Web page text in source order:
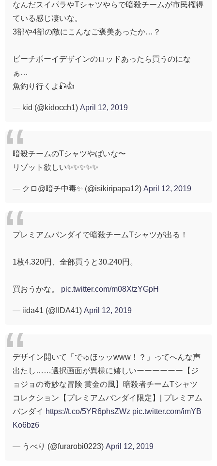
なんだスイパラやTシャツやらで暗殺チームが市民権得
ている感じ凄いな。
3部や4部の敵にこんなご褒美あったか…？
ビーチボーイデザインのロッドあったら買うのにな
ぁ…
魚釣り行くよ🎣👍
— kid (@kidocch1) April 12, 2019
暗殺チームのTシャツやばいな〜
リゾット欲しい✨✨✨✨✨
— クロ@暗チ中毒✨ (@isikiripapa12) April 12, 2019
プレミアムバンダイで暗殺チームTシャツが出る！
1枚4.320円、全部買うと30.240円。
買おうかな。 pic.twitter.com/m08XtzYGpH
— iida41 (@IIDA41) April 12, 2019
デザイン開いて「でゅほッッwww！？」ってへんな声
出たし……選択画面が異様に嬉しいーーーーーー【ジ
ョジョの奇妙な冒険 黄金の風】暗殺者チームTシャツ
コレクション【プレミアムバンダイ限定】| プレミアム
バンダイ https://t.co/5YR6phsZWz pic.twitter.com/imYB
Ko6bz6
— うべり (@furarobi0223) April 12, 2019